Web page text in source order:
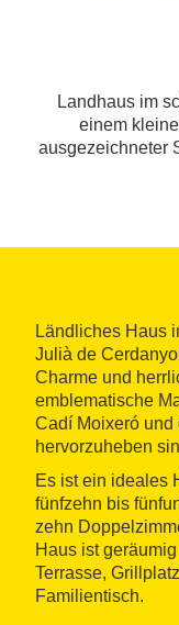
Landhaus im
einem
ausgezeichneter
Ländliches Haus
Julià de
Charme und
emblematische
Cadí Moixeró
hervorzuheben
Es ist ein ideales
fünfzehn bis
zehn
Haus ist
Terrasse,
Familientisch.